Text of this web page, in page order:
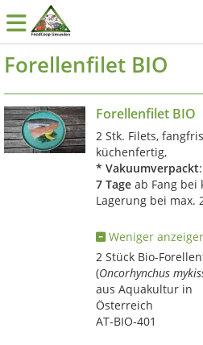
Forellenfilet BIO
Forellenfilet BIO
2 Stk. Filets,
küchenfertig,
* Vakuumverpackt:
7 Tageab Fang bei
Lagerung bei max.
Weniger
2 Stück Bio-
(Oncorhynchus
aus Aquakultur in
Österreich
AT-BIO-401